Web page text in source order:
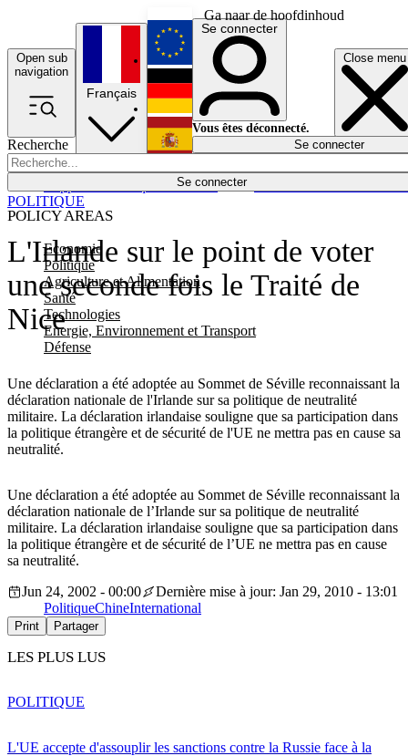
Ga naar de hoofdinhoud
Open sub
navigation
Close menu
Recherche
Se connecter
POLICY AREAS
Economie
Politique
Agriculture et Alimentation
Santé
Technologies
Energie, Environnement et Transport
Défense
Économie
Français
English
Deutsch
Español
Se connecter
Vous êtes déconnecté.
Se connecter
L'Irlande sur le point de voter
une seconde fois le Traité de
Nice
Une déclaration a été adoptée au Sommet de Séville reconnaissant la
déclaration nationale de l'Irlande sur sa politique de neutralité
militaire. La déclaration irlandaise souligne que sa participation dans
la politique étrangère et de sécurité de l'UE ne mettra pas en cause sa
neutralité.
POLITIQUE
Une déclaration a été adoptée au Sommet de Séville reconnaissant la
déclaration nationale de l’Irlande sur sa politique de neutralité
militaire. La déclaration irlandaise souligne que sa participation dans
la politique étrangère et de sécurité de l’UE ne mettra pas en cause
sa neutralité.
Jun 24, 2002 - 00:00
Dernière mise à jour: Jan 29, 2010 - 13:01
PolitiqueChineInternational
Print Partager
LES PLUS LUS
L'UE accepte d'assouplir les sanctions contre la Russie face à la
POLITIQUE